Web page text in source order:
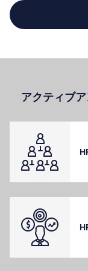
アクティブ